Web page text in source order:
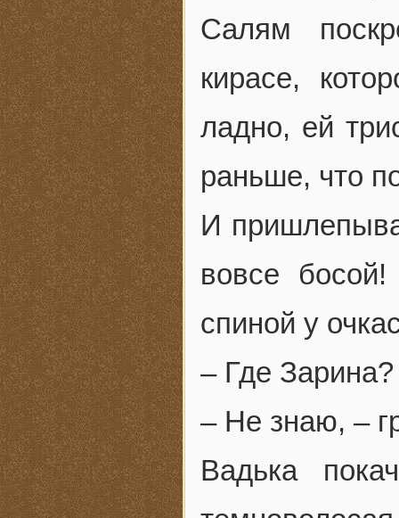
Салям
кирасе,
ладно, ей
раньше, что
И
вовсе
спиной у
– Где Зарина?
– Не знаю, –
Вадька